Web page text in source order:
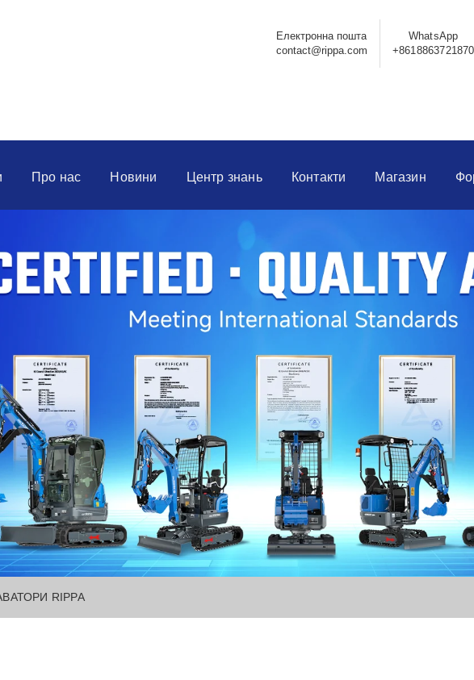
Електронна пошта
contact@rippa.com
WhatsApp
+8618863721870
Про нас Новини Центр знань Контакти Магазин
RIPPA